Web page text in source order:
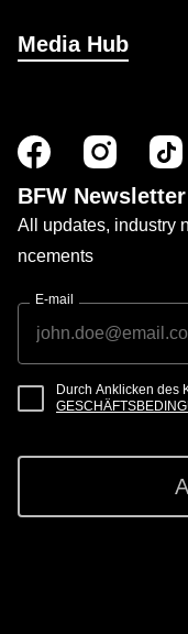
Media Hub
BFW Newsletter
All updates, industry
ncements
E-mail
Durch Anklicken des